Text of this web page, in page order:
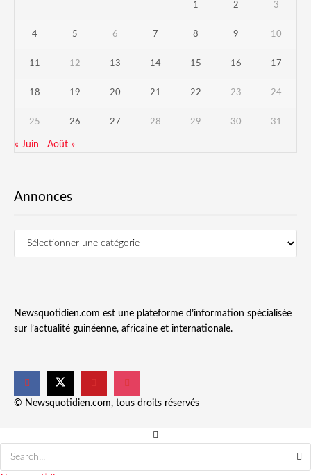
1 2 3
4 5 6 7 8 9 10
11 12 13 14 15 16 17
18 19 20 21 22 23 24
25 26 27 28 29 30 31
« Juin Août »
Annonces
Newsquotidien.com est une plateforme d’information spécialisée
sur l’actualité guinéenne, africaine et internationale.
© Newsquotidien.com, tous droits réservés